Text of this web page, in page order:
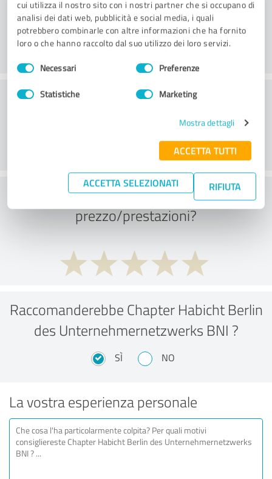
cui utilizza il nostro sito con i nostri partner che si occupano di
analisi dei dati web, pubblicità e social media, i quali
potrebbero combinarle con altre informazioni che ha fornito
loro o che hanno raccolto dal suo utilizzo dei loro servizi.
Selezione
del
Necessari Preferenze
Statistiche Marketing
Mostra dettagli
ACCETTA TUTTI
ACCETTA SELEZIONATI RIFIUTA
Servizio clienti
Cosa ne pensate del rapporto
prezzo/prestazioni?
Raccomanderebbe Chapter Habicht Berlin
des Unternehmernetzwerks BNI ?
SÌ NO
La vostra esperienza personale